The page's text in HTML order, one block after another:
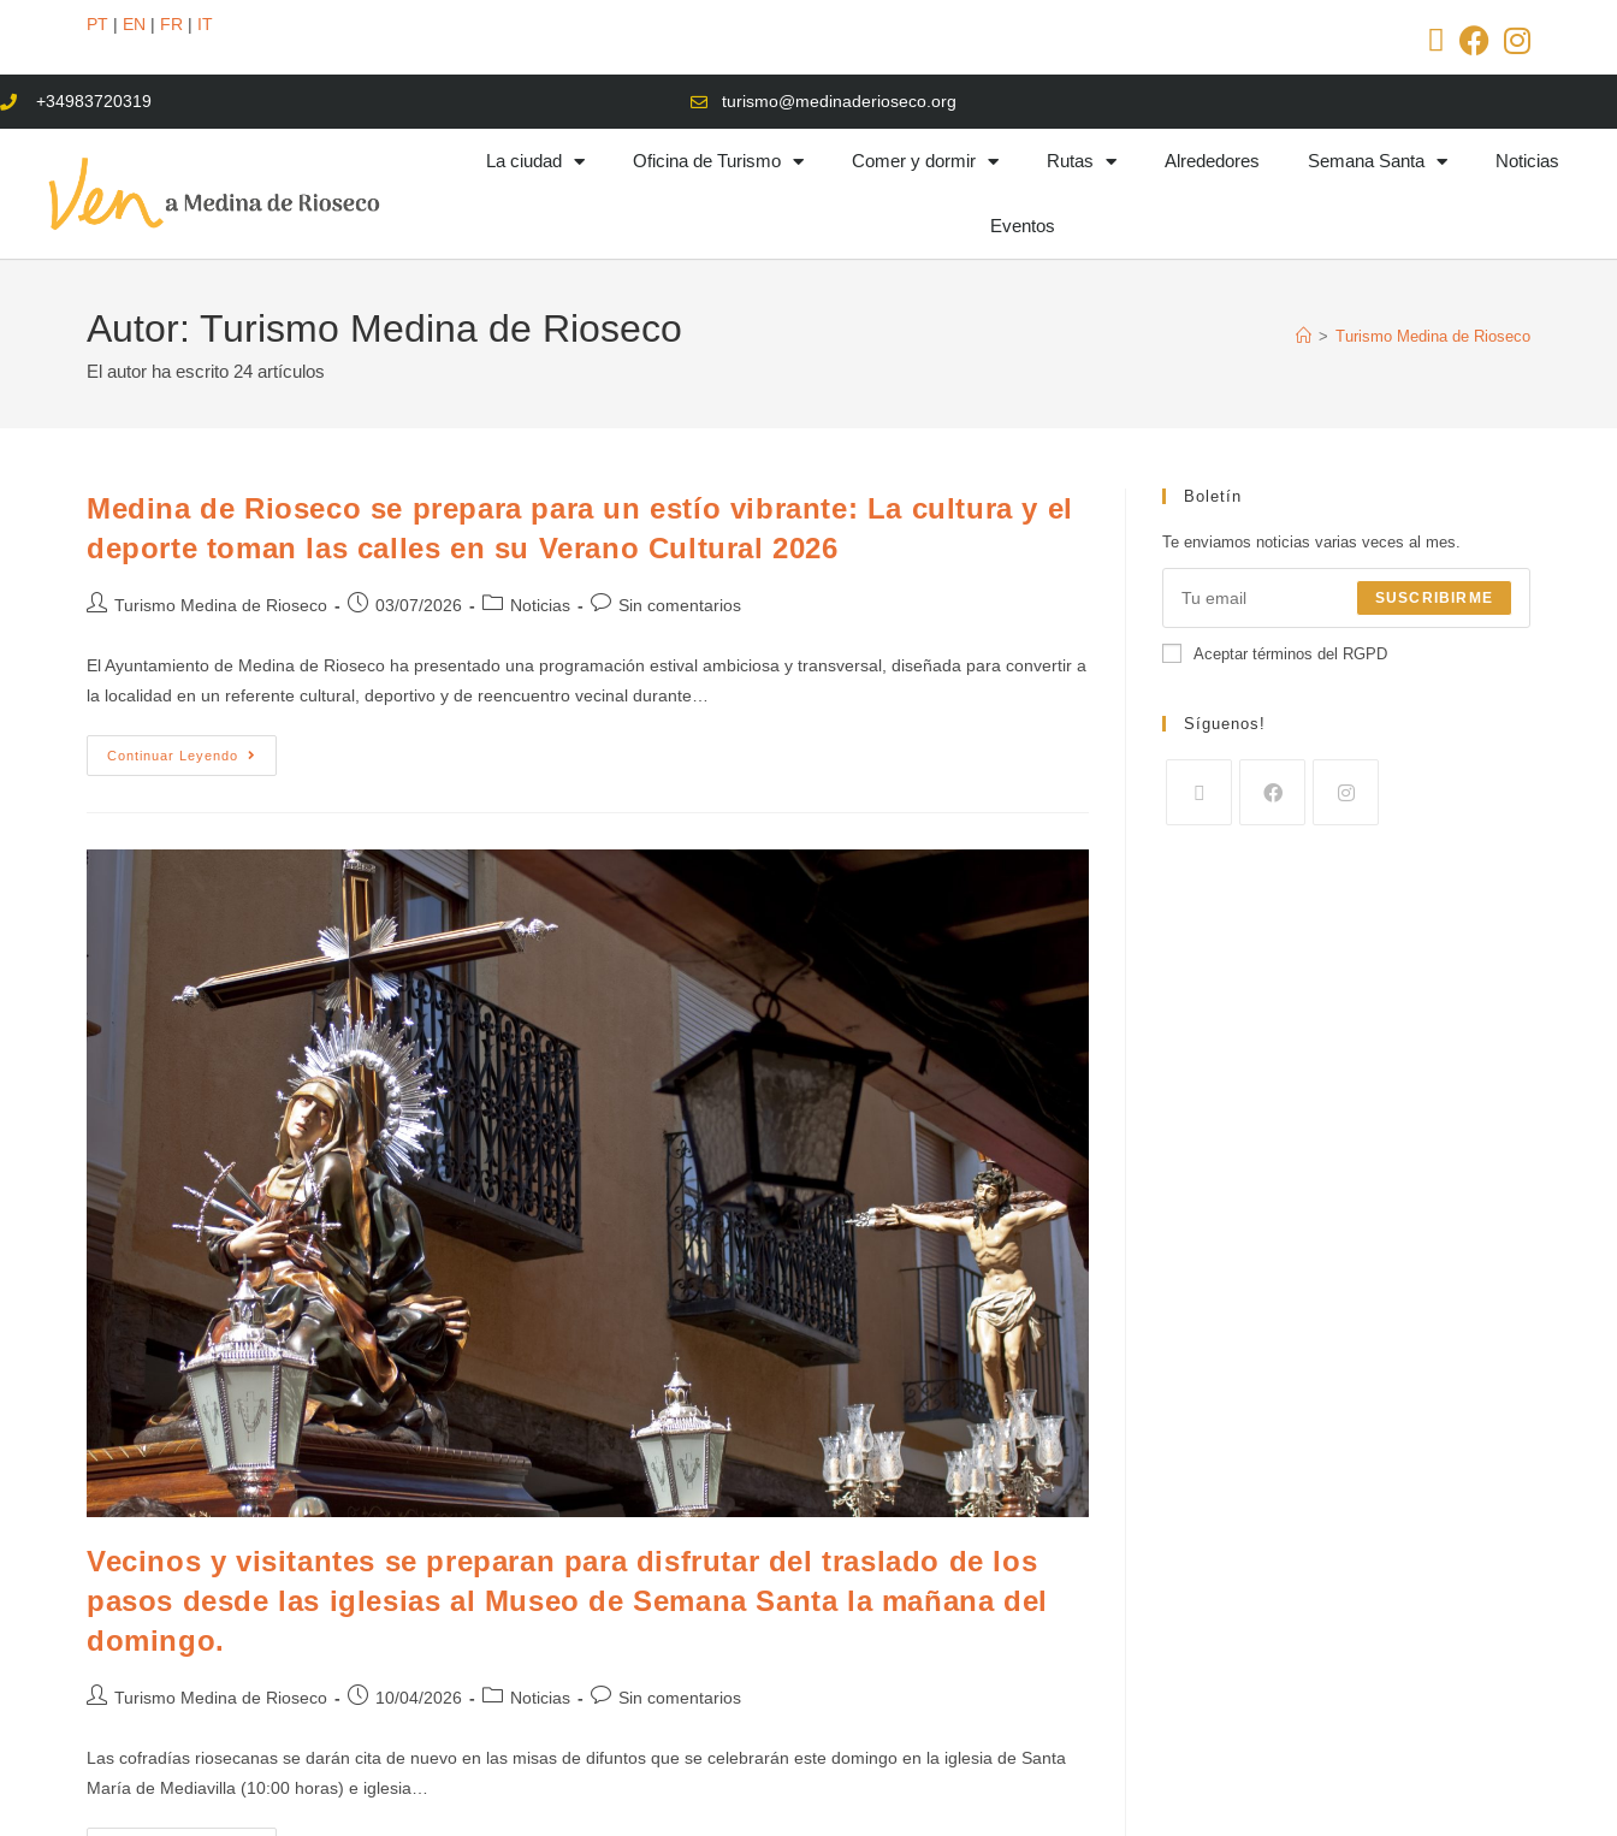
PT | EN | FR | IT
+34983720319 turismo@medinaderioseco.org
La ciudad Oficina de Turismo Comer y dormir Rutas Alrededores Semana Santa Noticias
Eventos
Autor: Turismo Medina de Rioseco
El autor ha escrito 24 artículos
> Turismo Medina de Rioseco
Medina de Rioseco se prepara para un estío vibrante: La cultura y el
deporte toman las calles en su Verano Cultural 2026
Turismo Medina de Rioseco 03/07/2026 Noticias Sin comentarios
El Ayuntamiento de Medina de Rioseco ha presentado una programación estival ambiciosa y transversal, diseñada para convertir a
la localidad en un referente cultural, deportivo y de reencuentro vecinal durante…
Continuar Leyendo
Vecinos y visitantes se preparan para disfrutar del traslado de los
pasos desde las iglesias al Museo de Semana Santa la mañana del
domingo.
Turismo Medina de Rioseco 10/04/2026 Noticias Sin comentarios
Las cofradías riosecanas se darán cita de nuevo en las misas de difuntos que se celebrarán este domingo en la iglesia de Santa
María de Mediavilla (10:00 horas) e iglesia…
Boletín
Te enviamos noticias varias veces al mes.
SUSCRIBIRME
Aceptar términos del RGPD
Síguenos!